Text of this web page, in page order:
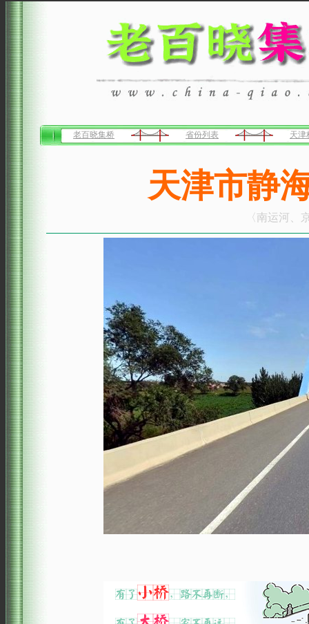
老百晓集桥 省份列表 天津
天津市静
〈南运河、